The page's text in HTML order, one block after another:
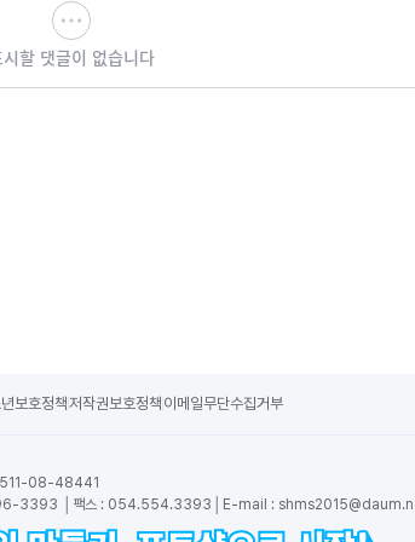
할 댓글이 없습니다
보호정책저작권보호정책 이메일무단수집거부
511-08-48441
3393 │팩스 : 054.554.3393│E-mail :